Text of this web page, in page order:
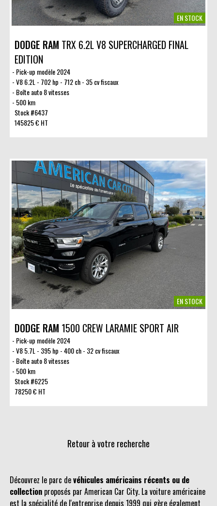
Découvrez le parc devéhicules américains récents ou de
collection proposés par American Car City. La voiture américaine
est la spécialité de l'entreprise depuis 1999 qui gère également
EN STOCK
DODGE RAM TRX 6.2L V8 SUPERCHARGED FINAL
EDITION
Pick-up modèle 2024
V8 6.2L - 702 hp - 712 ch - 35 cv fiscaux
Boîte auto 8 vitesses
500 km
Stock #6437
145825 € HT
EN STOCK
DODGE RAM 1500 CREW LARAMIE SPORT AIR
Pick-up modèle 2024
V8 5.7L - 395 hp - 400 ch - 32 cv fiscaux
Boîte auto 8 vitesses
500 km
Stock #6225
78250 € HT
Retour à votre recherche